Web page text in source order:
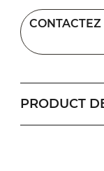
PRODUCT